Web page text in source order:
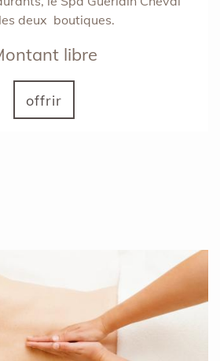
Blanc St-Barth et les deux boutiques.
libre
offrir